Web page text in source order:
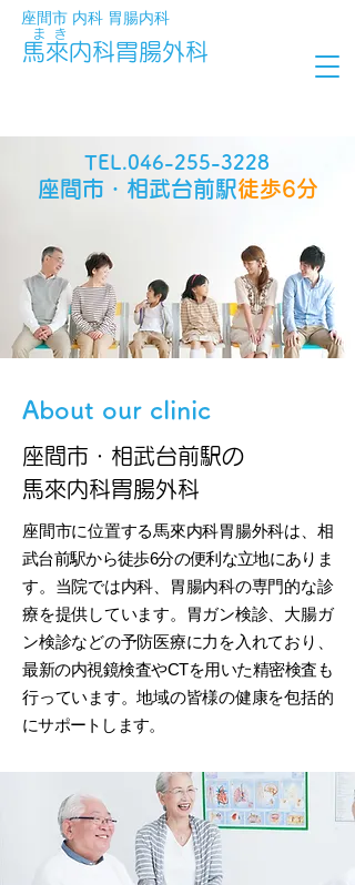
​座間市 内科 胃腸内科
馬來内科胃腸外科
ま き
TEL.046-255-3228
座間市・相武台前駅徒歩6分
About our clinic
座間市・相武台前駅の
馬來内科胃腸外科
座間市に位置する馬來内科胃腸外科は、相
武台前駅から徒歩6分の便利な立地にありま
す。当院では内科、胃腸内科の専門的な診
療を提供しています。胃ガン検診、大腸ガ
ン検診などの予防医療に力を入れており、
最新の内視鏡検査やCTを用いた精密検査も
行っています。地域の皆様の健康を包括的
にサポートします。